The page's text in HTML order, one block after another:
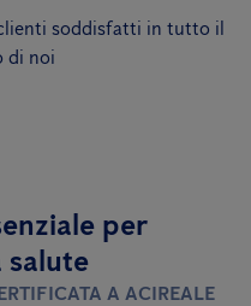
soddisfatti in tutto il
di noi
per
salute
A ACIREALE